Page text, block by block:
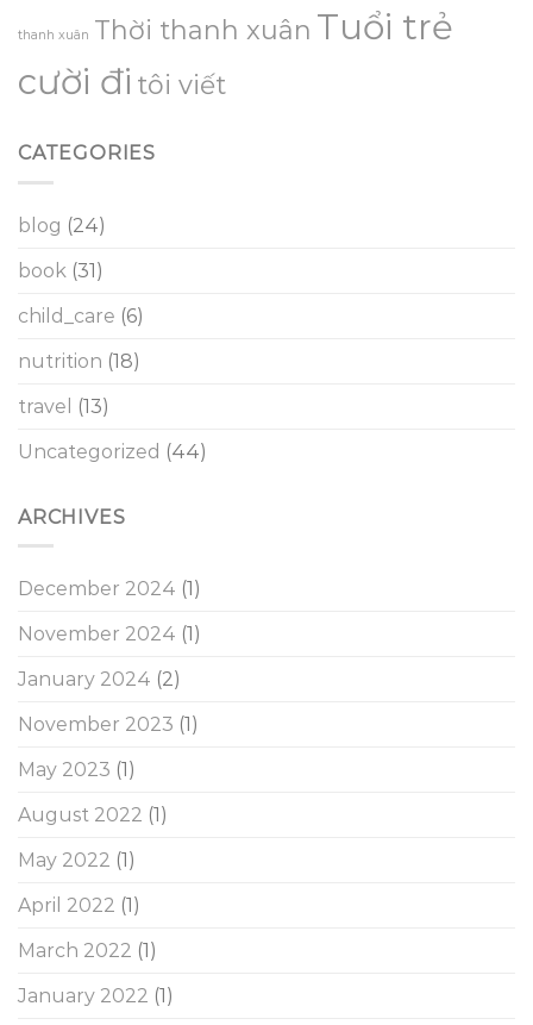
thanh xuân Thời thanh xuân Tuổi trẻ
cười đi tôi viết
CATEGORIES
blog (24)
book (31)
child_care (6)
nutrition (18)
travel
(13)
Uncategorized (44)
ARCHIVES
December 2024 (1)
November 2024 (1)
January 2024 (2)
November 2023 (1)
May 2023 (1)
August 2022 (1)
May 2022 (1)
April 2022 (1)
March 2022 (1)
January 2022 (1)